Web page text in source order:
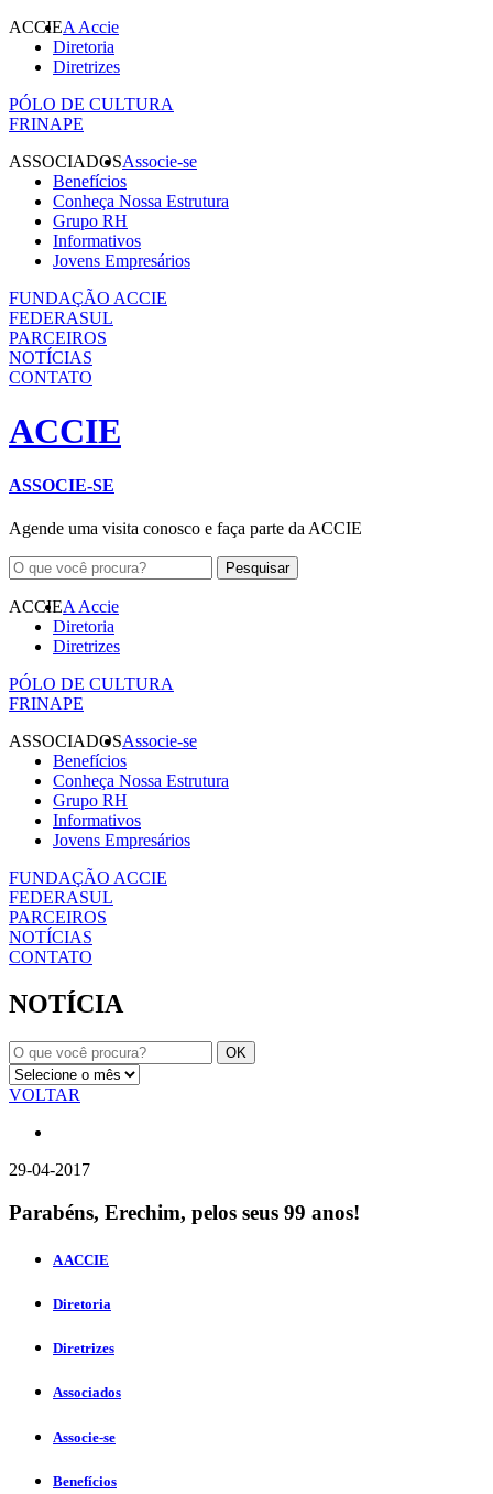
ACCIEA Accie
Diretoria
Diretrizes
PÓLO DE CULTURA
FRINAPE
ASSOCIADOSAssocie-se
Benefícios
Conheça Nossa Estrutura
Grupo RH
Informativos
Jovens Empresários
FUNDAÇÃO ACCIE
FEDERASUL
PARCEIROS
NOTÍCIAS
CONTATO
ACCIE
ASSOCIE-SE
Agende uma visita conosco e faça parte da ACCIE
ACCIEA Accie
Diretoria
Diretrizes
PÓLO DE CULTURA
FRINAPE
ASSOCIADOSAssocie-se
Benefícios
Conheça Nossa Estrutura
Grupo RH
Informativos
Jovens Empresários
FUNDAÇÃO ACCIE
FEDERASUL
PARCEIROS
NOTÍCIAS
CONTATO
NOTÍCIA
VOLTAR
29-04-2017
Parabéns, Erechim, pelos seus 99 anos!
A ACCIE
Diretoria
Diretrizes
Associados
Associe-se
Benefícios